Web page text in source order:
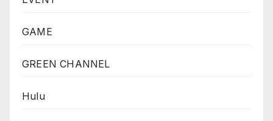
GAME
GREEN CHANNEL
Hulu